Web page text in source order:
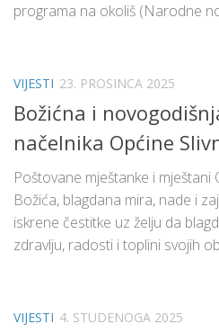
programa na okoliš (Narodne
VIJESTI 23. PROSINCA 2025
Božićna i
načelnika Općine
Poštovane mještanke i mještani
Božića, blagdana mira, nade i
iskrene čestitke uz želju da
zdravlju, radosti i toplini svojih
VIJESTI 4. STUDENOGA 2025